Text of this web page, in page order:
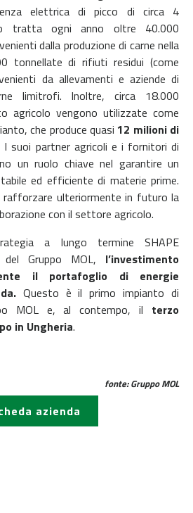
elettrica di picco di circa 4
tratta ogni anno oltre 40.000
dalla produzione di carne nella
tonnellate di rifiuti residui (come
da allevamenti e aziende di
limitrofi. Inoltre, circa 18.000
agricolo vengono utilizzate come
che produce quasi 12 milioni di
I suoi partner agricoli e i fornitori di
un ruolo chiave nel garantire un
ed efficiente di materie prime.
rafforzare ulteriormente in futuro la
con il settore agricolo.
a lungo termine SHAPE
del Gruppo MOL, l’investimento
il portafoglio di energie
Questo è il primo impianto di
MOL e, al contempo, il terzo
in Ungheria.
fonte: Gruppo MOL
azienda